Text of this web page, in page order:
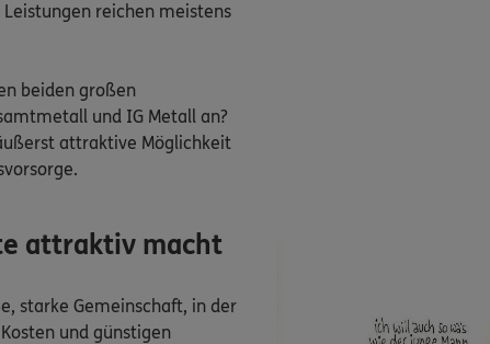
reichen meistens
beiden großen
und IG Metall an?
attraktive Möglichkeit
attraktiv macht
starke Gemeinschaft, in der
und günstigen